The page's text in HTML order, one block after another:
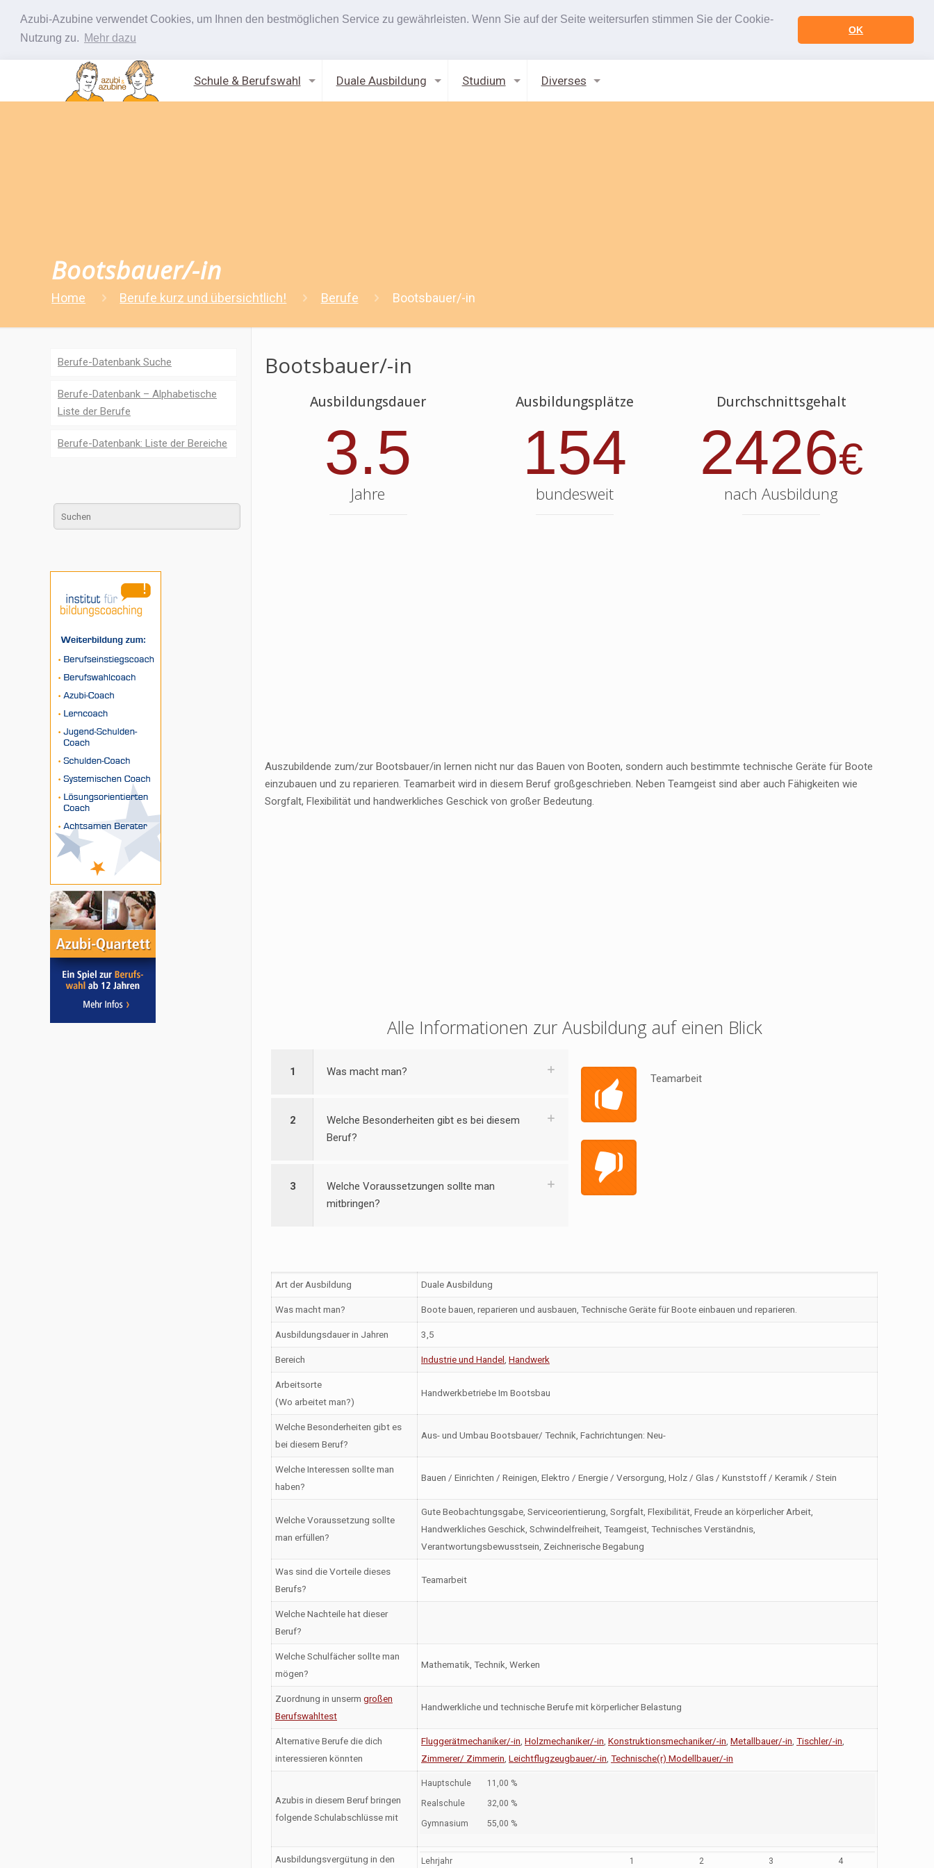
Azubi-Azubine verwendet Cookies, um Ihnen den bestmöglichen Service zu gewährleisten. Wenn Sie auf der Seite weitersurfen stimmen Sie der Cookie-
Nutzung zu. Mehr dazu
OK
Schule & Berufswahl Duale Ausbildung Studium Diverses
Bootsbauer/-in
Home Berufe kurz und übersichtlich! Berufe Bootsbauer/-in
Bootsbauer/-in
Ausbildungsdauer
3.5
Jahre
Ausbildungsplätze
154
bundesweit
Durchschnittsgehalt
2426€
nach Ausbildung
Auszubildende zum/zur Bootsbauer/in lernen nicht nur das Bauen von Booten, sondern auch bestimmte technische Geräte für Boote
einzubauen und zu reparieren. Teamarbeit wird in diesem Beruf großgeschrieben. Neben Teamgeist sind aber auch Fähigkeiten wie
Sorgfalt, Flexibilität und handwerkliches Geschick von großer Bedeutung.
Alle Informationen zur Ausbildung auf einen Blick
1 Was macht man?
2
Welche Besonderheiten gibt es bei diesem
Beruf?
3
Welche Voraussetzungen sollte man
mitbringen?
Teamarbeit
Art der Ausbildung Duale Ausbildung
Was macht man? Boote bauen, reparieren und ausbauen, Technische Geräte für Boote einbauen und reparieren.
Ausbildungsdauer in Jahren 3,5
Bereich Industrie und Handel Handwerk
Arbeitsorte
(Wo arbeitet man?)
Handwerkbetriebe Im Bootsbau
Welche Besonderheiten gibt es
bei diesem Beruf?
Aus- und Umbau Bootsbauer/ Technik, Fachrichtungen: Neu-
Welche Interessen sollte man
haben?
Bauen / Einrichten / Reinigen, Elektro / Energie / Versorgung, Holz / Glas / Kunststoff / Keramik / Stein
Welche Voraussetzung sollte
man erfüllen?
Gute Beobachtungsgabe, Serviceorientierung, Sorgfalt, Flexibilität, Freude an körperlicher Arbeit,
Handwerkliches Geschick, Schwindelfreiheit, Teamgeist, Technisches Verständnis,
Verantwortungsbewusstsein, Zeichnerische Begabung
Was sind die Vorteile dieses
Berufs?
Teamarbeit
Welche Nachteile hat dieser
Beruf?
Welche Schulfächer sollte man
mögen?
Mathematik, Technik, Werken
Zuordnung in unserm großen
Berufswahltest
Handwerkliche und technische Berufe mit körperlicher Belastung
Alternative Berufe die dich
interessieren könnten
Fluggerätmechaniker/-in Holzmechaniker/-in Konstruktionsmechaniker/-in Metallbauer/-in Tischler/-in
Zimmerer/ Zimmerin Leichtflugzeugbauer/-in Technische(r) Modellbauer/-in
Azubis in diesem Beruf bringen
folgende Schulabschlüsse mit
Hauptschule 11,00 %
Realschule 32,00 %
Gymnasium 55,00 %
Ausbildungsvergütung in den
Lehrjahr 1 2 3 4
Berufe-Datenbank Suche
Berufe-Datenbank – Alphabetische
Liste der Berufe
Berufe-Datenbank: Liste der Bereiche